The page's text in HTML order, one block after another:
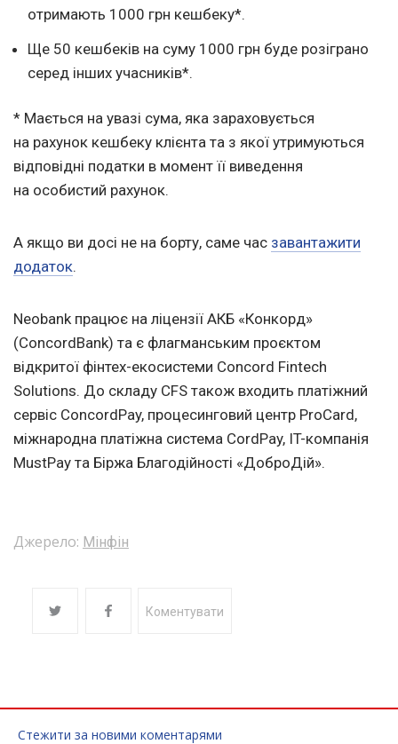
отримають 1000 грн кешбеку*.
Ще 50 кешбеків на суму 1000 грн буде розіграно
серед інших учасників*.
* Мається на увазі сума, яка зараховується
на рахунок кешбеку клієнта та з якої утримуються
відповідні податки в момент її виведення
на особистий рахунок.
А якщо ви досі не на борту, саме час завантажити
додаток.
Neobank працює на ліцензії АКБ «Конкорд»
(ConcordBank) та є флагманським проєктом
відкритої фінтех-екосистеми Concord Fintech
Solutions. До складу СFS також входить платіжний
сервіс ConcordPay, процесинговий центр ProCard,
міжнародна платіжна система CordPay, IT-компанія
MustPay та Біржа Благодійності «ДоброДій».
Джерело: Мінфін
Коментувати
Стежити за новими коментарями